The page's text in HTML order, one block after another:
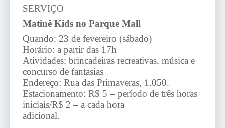
SERVIÇO
Matinê Kids no Parque Mall
Quando: 23 de fevereiro (sábado)
Horário: a partir das 17h
Atividades: brincadeiras recreativas, música e
concurso de fantasias
Endereço: Rua das Primaveras, 1.050.
Estacionamento: R$ 5 – período de três horas
iniciais/R$ 2 – a cada hora
adicional.